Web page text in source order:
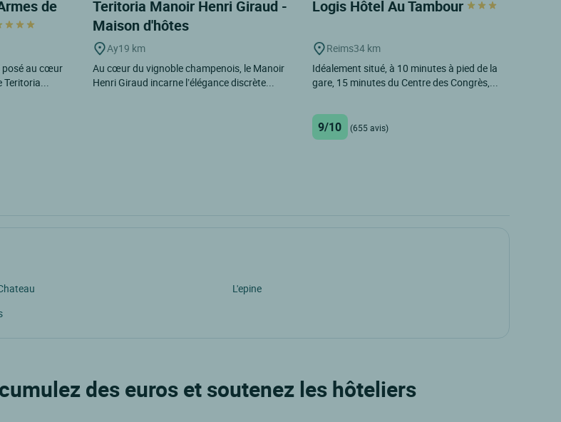
de
posé au cœur
Teritoria Manoir Henri Giraud -
Maison d'hôtes
Ay19 km
Au cœur du vignoble champenois, le Manoir
Henri Giraud incarne l’élégance discrète...
Logis Hôtel Au Tambour
Reims34 km
Idéalement situé, à 10 minutes à pied de la
gare, 15 minutes du Centre des Congrès,...
9/10 (655 avis)
L'epine
des euros et soutenez les hôteliers